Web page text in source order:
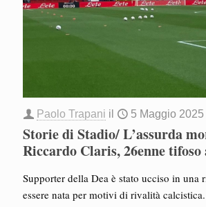
Paolo Trapani il 5 Maggio 2025
Storie di Stadio/ L’assurda
Riccardo Claris, 26enne
Supporter della Dea è stato ucciso in una
essere nata per motivi di rivalità